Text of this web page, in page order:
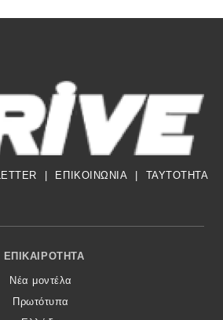
ΕΠΙΚΟΙΝΩΝΙΑ TAYTOTHTA
Menu
ΕΠΙΚΑΙΡΌΤΗΤΑ
Νέα μοντέλα
Πρωτότυπα